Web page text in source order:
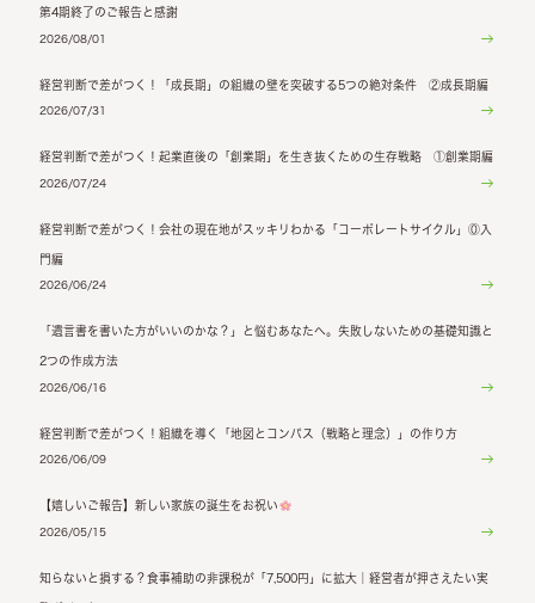
第4期終了のご報告と感謝
2026/08/01
経営判断で差がつく！「成長期」の組織の壁を突破する5つの絶対条件 ②成長期編
2026/07/31
経営判断で差がつく！起業直後の「創業期」を生き抜くための生存戦略 ①創業期編
2026/07/24
経営判断で差がつく！会社の現在地がスッキリわかる「コーポレートサイクル」⓪入
門編
2026/06/24
「遺言書を書いた方がいいのかな？」と悩むあなたへ。失敗しないための基礎知識と
2つの作成方法
2026/06/16
経営判断で差がつく！組織を導く「地図とコンパス（戦略と理念）」の作り方
2026/06/09
【嬉しいご報告】新しい家族の誕生をお祝い
2026/05/15
知らないと損する？食事補助の非課税が「7,500円」に拡大｜経営者が押さえたい実